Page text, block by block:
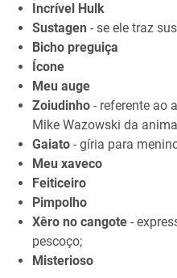
Incrível Hulk
Sustagen - se ele traz
Bicho preguiça
Ícone
Meu auge
Zoiudinho - referente ao
Mike Wazowski da
Gaiato - gíria para
Meu xaveco
Feiticeiro
Pimpolho
Xêro no cangote -
pescoço;
Misterioso